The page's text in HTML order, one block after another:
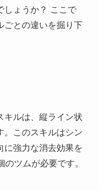
しょうか？ ここで
ごとの違いを掘り下
キルは、縦ライン状
。このスキルはシン
に強力な消去効果を
ツムが必要です。